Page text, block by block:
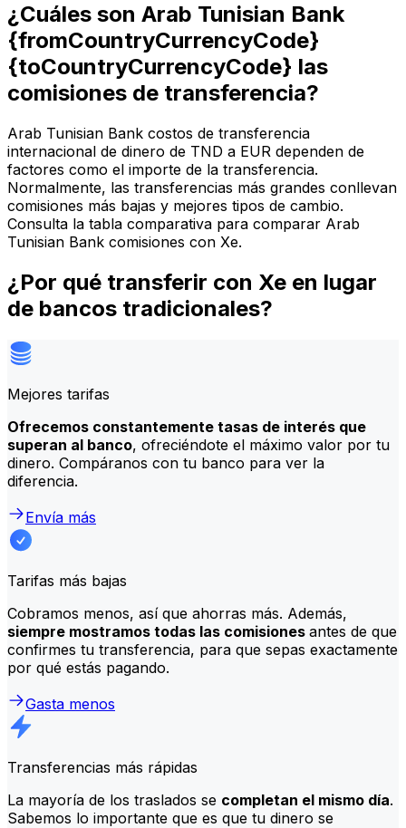
¿Cuáles son Arab Tunisian Bank
{fromCountryCurrencyCode}
{toCountryCurrencyCode} las
comisiones de transferencia?
Arab Tunisian Bank costos de transferencia
internacional de dinero de TND a EUR dependen de
factores como el importe de la transferencia.
Normalmente, las transferencias más grandes conllevan
comisiones más bajas y mejores tipos de cambio.
Consulta la tabla comparativa para comparar Arab
Tunisian Bank comisiones con Xe.
¿Por qué transferir con Xe en lugar
de bancos tradicionales?
Mejores tarifas
Ofrecemos constantemente tasas de interés que
superan al banco, ofreciéndote el máximo valor por tu
dinero. Compáranos con tu banco para ver la
diferencia.
Envía más
Tarifas más bajas
Cobramos menos, así que ahorras más. Además,
siempre mostramos todas las comisiones antes de que
confirmes tu transferencia, para que sepas exactamente
por qué estás pagando.
Gasta menos
Transferencias más rápidas
La mayoría de los traslados se completan el mismo día.
Sabemos lo importante que es que tu dinero se